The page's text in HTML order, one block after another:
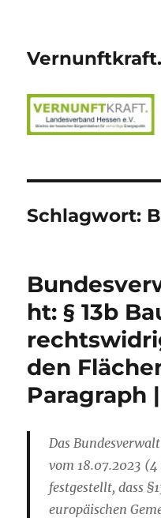
Vernunftkraft.
Schlagwort:
ht: § 13b
den
Paragraph
Das
vom 18.07.2023
festgestellt, dass
europäischen